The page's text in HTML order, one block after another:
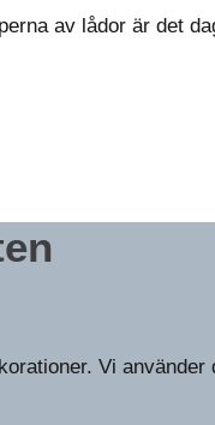
av lådor är det
Vi